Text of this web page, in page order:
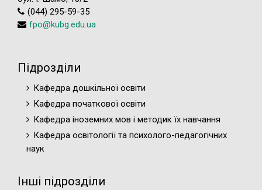
(044) 295-59-35
fpo@kubg.edu.ua
Підрозділи
Кафедра дошкільної освіти
Кафедра початкової освіти
Кафедра іноземних мов і методик їх навчання
Кафедра освітології та психолого-педагогічних
наук
Інші підрозділи